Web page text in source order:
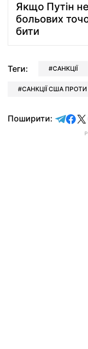
Якщо Путін
больових
бити
Теги: САНКЦІЇ
САНКЦІЇ США ПРОТИ
Поширити: